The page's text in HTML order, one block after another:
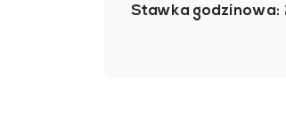
Stawka godzinowa: